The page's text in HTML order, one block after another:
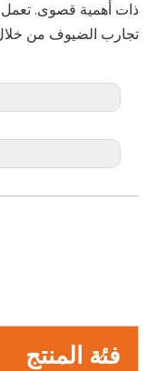
ذات أهمية قصوى. تعمل
تجارب الضيوف من
فئة المنتج